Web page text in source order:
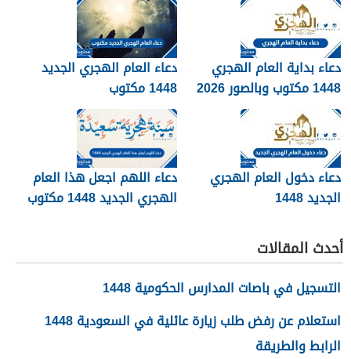
دعاء بداية العام الهجري
1448 مكتوب وبالصور 2026
دعاء العام الهجري الجديد
1448 مكتوب
دعاء دخول العام الهجري
الجديد 1448
دعاء اللهم اجعل هذا العام
الهجري الجديد 1448 مكتوب
أحدث المقالات
التسجيل في باصات المدارس الحكومية 1448
استعلام عن رفض طلب زيارة عائلية في السعودية 1448
الرابط والطريقة